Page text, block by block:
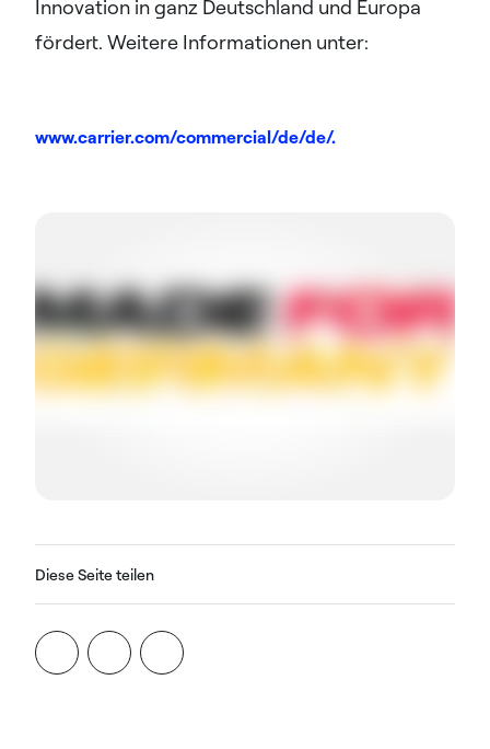
Innovation in ganz Deutschland und Europa
fördert. Weitere Informationen unter:
www.carrier.com/commercial/de/de/.
Diese Seite teilen